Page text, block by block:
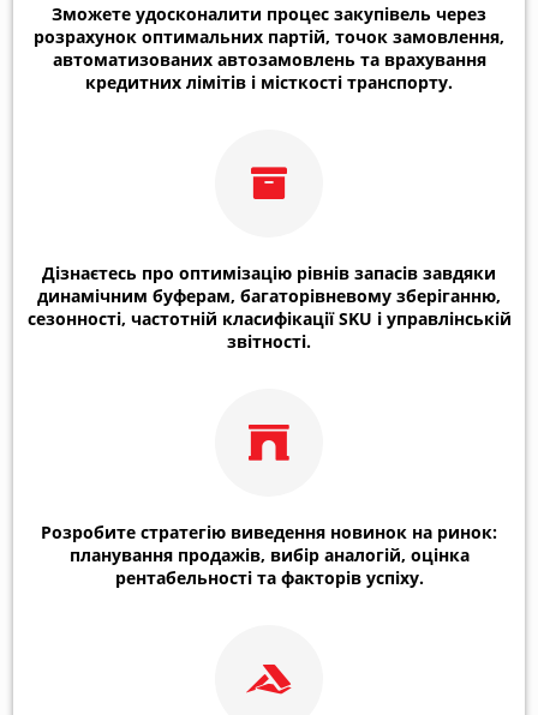
Зможете удосконалити процес закупівель через
розрахунок оптимальних партій, точок замовлення,
автоматизованих автозамовлень та врахування
кредитних лімітів і місткості транспорту.
Дізнаєтесь про оптимізацію рівнів запасів завдяки
динамічним буферам, багаторівневому зберіганню,
сезонності, частотній класифікації SKU і управлінській
звітності.
Розробите стратегію виведення новинок на ринок:
планування продажів, вибір аналогій, оцінка
рентабельності та факторів успіху.